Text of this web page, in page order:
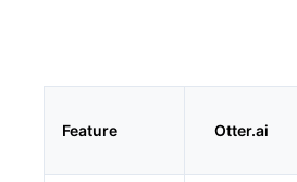
Feature Otter.ai